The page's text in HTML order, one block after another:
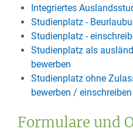
Integriertes
Studienplatz -
Studienplatz -
Studienplatz als
bewerben
Studienplatz ohne
bewerben / einschreiben
Formulare und